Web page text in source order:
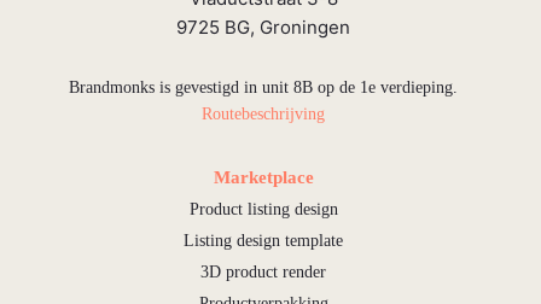
9725 BG, Groningen
Brandmonks is gevestigd in unit 8B op de 1e verdieping.
Routebeschrijving
Marketplace
Product listing design
Listing design template
3D product render